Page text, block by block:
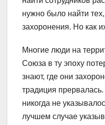
нужно было найти
захоронения. Но как
Многие люди на
Союза в ту эпоху
знают, где они
традиция
никогда не
лучшем случае